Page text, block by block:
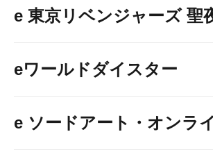
e 東京リベンジャーズ 聖
eワールドダイスター
e ソードアート・オンラ